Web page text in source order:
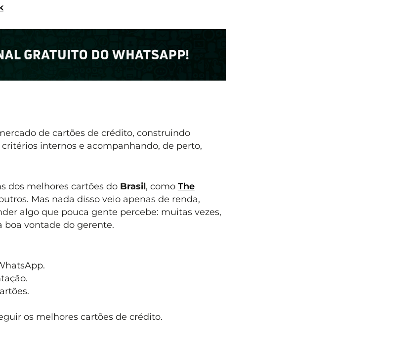
de cartões de crédito, construindo
internos e acompanhando, de perto,
dos melhores cartões do Brasil, como The
Mas nada disso veio apenas de renda,
algo que pouca gente percebe: muitas vezes,
boa vontade do gerente.
os melhores cartões de crédito.